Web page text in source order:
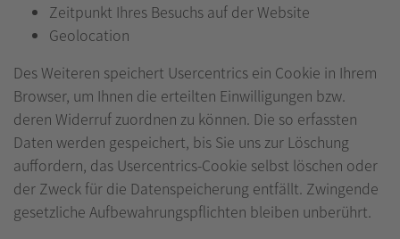
Zeitpunkt Ihres Besuchs auf der Website
Geolocation
Des Weiteren speichert Usercentrics ein Cookie in Ihrem
Browser, um Ihnen die erteilten Einwilligungen bzw.
deren Widerruf zuordnen zu können. Die so erfassten
Daten werden gespeichert, bis Sie uns zur Löschung
auffordern, das Usercentrics-Cookie selbst löschen oder
der Zweck für die Datenspeicherung entfällt. Zwingende
gesetzliche Aufbewahrungspflichten bleiben unberührt.